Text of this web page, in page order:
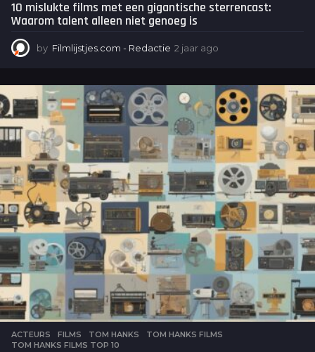
10 mislukte films met een gigantische sterrencast:
Waarom talent alleen niet genoeg is
by Filmlijstjes.com - Redactie 2 jaar ago
a
r
a
g
ACTEURS ,FILMS TOM HANKS ,TOM HANKS FILMS
TOM HANKS FILMS TOP 10